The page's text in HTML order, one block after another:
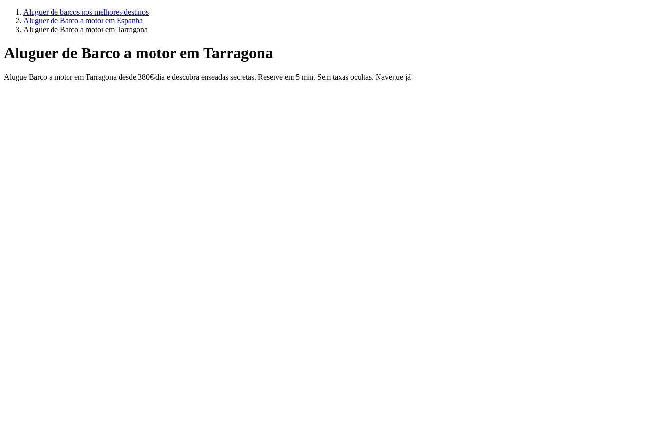
Aluguer de barcos nos melhores destinos
Aluguer de Barco a motor em Espanha
Aluguer de Barco a motor em Tarragona
Aluguer de Barco a motor em Tarragona
Alugue Barco a motor em Tarragona desde 380€/dia e descubra enseadas secretas. Reserve em 5 min. Sem taxas ocultas. Navegue já!